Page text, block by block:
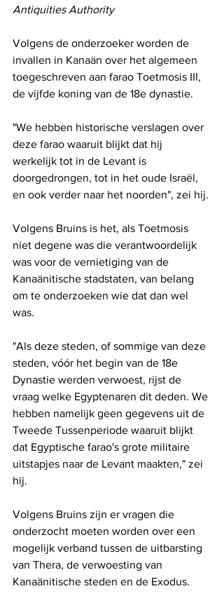
Antiquities Authority
Volgens de onderzoeker worden de
invallen in Kanaän over het algemeen
toegeschreven aan farao Toetmosis III,
de vijfde koning van de 18e dynastie.
"We hebben historische verslagen over
deze farao waaruit blijkt dat hij
werkelijk tot in de Levant is
doorgedrongen, tot in het oude Israël,
en ook verder naar het noorden", zei hij.
Volgens Bruins is het, als Toetmosis
niet degene was die verantwoordelijk
was voor de vernietiging van de
Kanaänitische stadstaten, van belang
om te onderzoeken wie dat dan wel
was.
"Als deze steden, of sommige van deze
steden, vóór het begin van de 18e
Dynastie werden verwoest, rijst de
vraag welke Egyptenaren dit deden. We
hebben namelijk geen gegevens uit de
Tweede Tussenperiode waaruit blijkt
dat Egyptische farao's grote militaire
uitstapjes naar de Levant maakten," zei
hij.
Volgens Bruins zijn er vragen die
onderzocht moeten worden over een
mogelijk verband tussen de uitbarsting
van Thera, de verwoesting van
Kanaänitische steden en de Exodus.